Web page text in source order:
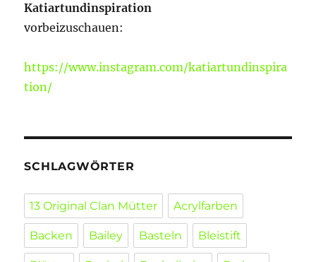
Katiartundinspiration
vorbeizuschauen:
https://www.instagram.com/katiartundinspira
tion/
SCHLAGWÖRTER
13 Original Clan Mütter Acrylfarben
Backen Bailey Basteln Bleistift